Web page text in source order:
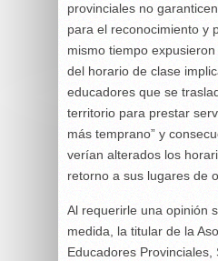
provinciales no
para el reconocimiento y
mismo tiempo
del horario de clase
educadores que se
territorio para prestar
más temprano” y
verían alterados los
retorno a sus lugares de
Al requerirle una opinión
medida, la titular de la
Educadores Provinciales,